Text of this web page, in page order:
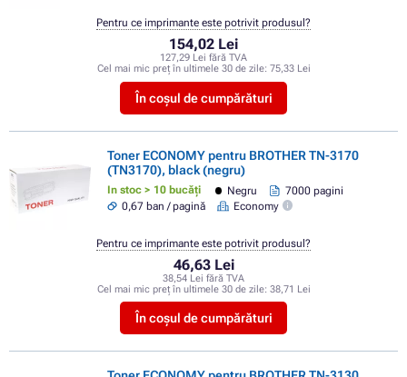
154,02 Lei
127,29 Lei fără TVA
Cel mai mic preț în ultimele 30 de zile: 75,33 Lei
În coșul de cumpărături
Pentru ce imprimante este potrivit produsul?
Toner ECONOMY pentru BROTHER TN-3170
(TN3170), black (negru)
In stoc > 10 bucăți Negru
7000 pagini
0,67 ban / pagină
Economy
46,63 Lei
38,54 Lei fără TVA
Cel mai mic preț în ultimele 30 de zile: 38,71 Lei
În coșul de cumpărături
Pentru ce imprimante este potrivit produsul?